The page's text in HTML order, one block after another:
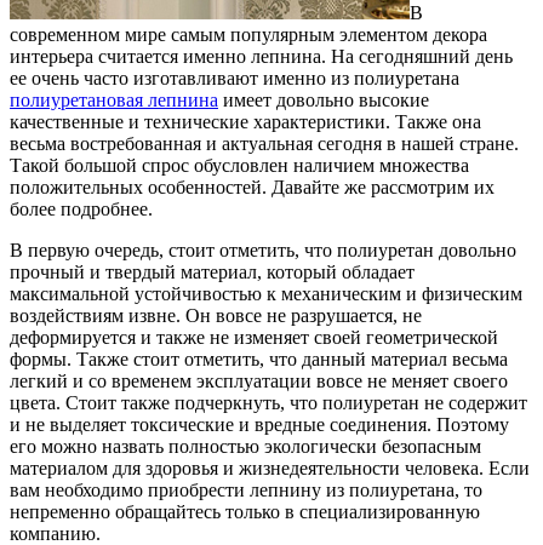
В
современном мире самым популярным элементом декора
интерьера считается именно лепнина. На сегодняшний день
ее очень часто изготавливают именно из полиуретана
полиуретановая лепнина имеет довольно высокие
качественные и технические характеристики. Также она
весьма востребованная и актуальная сегодня в нашей стране.
Такой большой спрос обусловлен наличием множества
положительных особенностей. Давайте же рассмотрим их
более подробнее.
В первую очередь, стоит отметить, что полиуретан довольно
прочный и твердый материал, который обладает
максимальной устойчивостью к механическим и физическим
воздействиям извне. Он вовсе не разрушается, не
деформируется и также не изменяет своей геометрической
формы. Также стоит отметить, что данный материал весьма
легкий и со временем эксплуатации вовсе не меняет своего
цвета. Стоит также подчеркнуть, что полиуретан не содержит
и не выделяет токсические и вредные соединения. Поэтому
его можно назвать полностью экологически безопасным
материалом для здоровья и жизнедеятельности человека. Если
вам необходимо приобрести лепнину из полиуретана, то
непременно обращайтесь только в специализированную
компанию.